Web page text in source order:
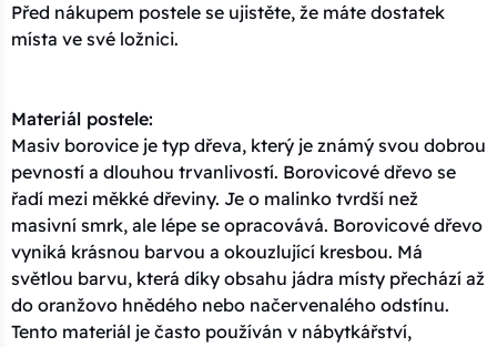
Před nákupem postele se ujistěte, že máte dostatek
místa ve své ložnici.
Materiál postele:
Masiv borovice je typ dřeva, který je známý svou dobrou
pevností a dlouhou trvanlivostí. Borovicové dřevo se
řadí mezi měkké dřeviny. Je o malinko tvrdší než
masivní smrk, ale lépe se opracovává. Borovicové dřevo
vyniká krásnou barvou a okouzlující kresbou. Má
světlou barvu, která díky obsahu jádra místy přechází až
do oranžovo hnědého nebo načervenalého odstínu.
Tento materiál je často používán v nábytkářství,